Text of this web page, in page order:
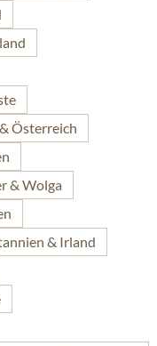
Österreich
& Wolga
& Irland